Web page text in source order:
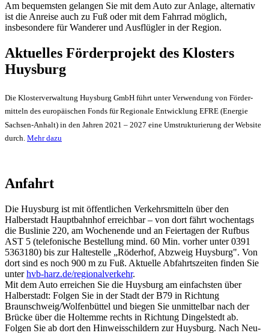
Am bequemsten gelangen Sie mit dem Auto zur Anlage, alternativ
ist die Anreise auch zu Fuß oder mit dem Fahrrad möglich,
insbesondere für Wanderer und Ausflügler in der Region.
Aktuelles Förderprojekt des Klosters
Huysburg
Die Klosterverwaltung Huysburg GmbH führt unter Verwendung von Förder­
mitteln des europäischen Fonds für Regionale Entwicklung EFRE (Energie
Sachsen-Anhalt) in den Jahren 2021 – 2027 eine Umstrukturierung der Website
durch. Mehr dazu
Anfahrt
Die Huysburg ist mit öffentlichen Verkehrsmitteln über den
Halberstadt Hauptbahnhof erreichbar – von dort fährt wochentags
die Buslinie 220, am Wochenende und an Feiertagen der Rufbus
AST 5 (telefonische Bestellung mind. 60 Min. vorher unter 0391
5363180) bis zur Haltestelle „Röderhof, Abzweig Huysburg". Von
dort sind es noch 900 m zu Fuß. Aktuelle Abfahrtszeiten finden Sie
unterhvb-harz.de/regionalverkehr.
Mit dem Auto erreichen Sie die Huysburg am einfachsten über
Halberstadt: Folgen Sie in der Stadt der B79 in Richtung
Braunschweig/Wolfenbüttel und biegen Sie unmittelbar nach der
Brücke über die Holtemme rechts in Richtung Dingelstedt ab.
Folgen Sie ab dort den Hinweis­schildern zur Huysburg. Nach Neu-